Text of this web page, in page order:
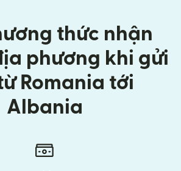
thức nhận
phương khi gửi
Romania tới
Albania